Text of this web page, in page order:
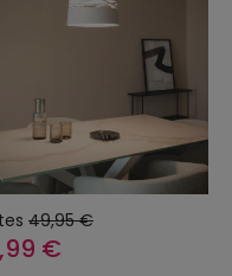
49,95 €
€